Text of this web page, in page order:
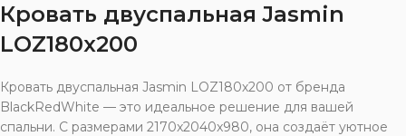
Кровать двуспальная Jasmin
LOZ180х200
Кровать двуспальная Jasmin LOZ180х200 от бренда
BlackRedWhite — это идеальное решение для вашей
спальни. С размерами 2170x2040x980, она создаёт уютное